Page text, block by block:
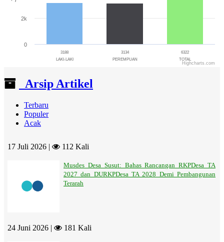
3188
LAKI-LAKI
3134
PEREMPUAN
6322
TOTAL
0
2k
Highcharts.com
Arsip Artikel
Terbaru
Populer
Acak
17 Juli 2026 | 112 Kali
Musdes Desa Susut: Bahas Rancangan RKPDesa TA
2027 dan DURKPDesa TA 2028 Demi Pembangunan
Terarah
24 Juni 2026 | 181 Kali